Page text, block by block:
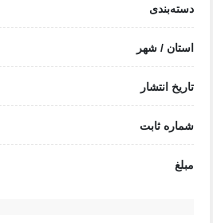
دسته‌بندی
استان / شهر
تاریخ انتشار
شماره ثابت
مبلغ